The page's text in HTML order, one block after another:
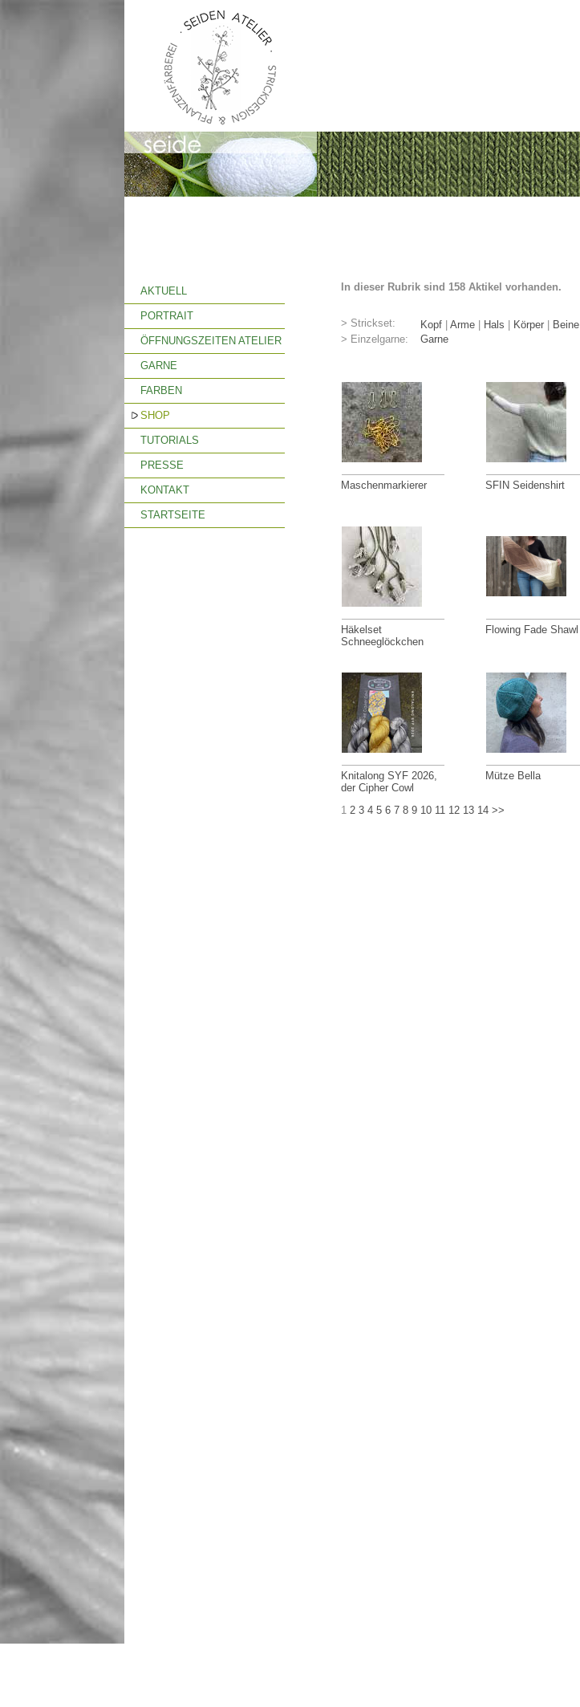
AKTUELL
PORTRAIT
ÖFFNUNGSZEITEN ATELIER
GARNE
FARBEN
SHOP
TUTORIALS
PRESSE
KONTAKT
STARTSEITE
In dieser Rubrik sind 158 Aktikel vorhanden.
> Strickset: Kopf Arme Hals Körper Beine
> Einzelgarne:
Garne
Maschenmarkierer SFIN Seidenshirt
Häkelset
Schneeglöckchen
Flowing Fade Shawl
Knitalong SYF 2026,
der Cipher Cowl
Mütze Bella
1 2 3 4 5 6 7 8 9 10 11 12 13 14 >>